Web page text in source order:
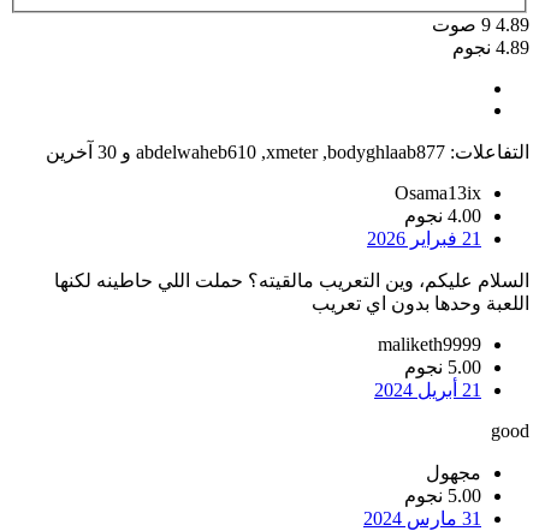
4.89
9 صوت
4.89 نجوم
التفاعلات: bodyghlaab877
,
xmeter
,
abdelwaheb610 و 30 آخرين
Osama13ix
4.00 نجوم
21 فبراير 2026
السلام عليكم، وين التعريب مالقيته؟ حملت اللي حاطينه لكنها
اللعبة وحدها بدون اي تعريب
maliketh9999
5.00 نجوم
21 أبريل 2024
good
مجهول
5.00 نجوم
31 مارس 2024